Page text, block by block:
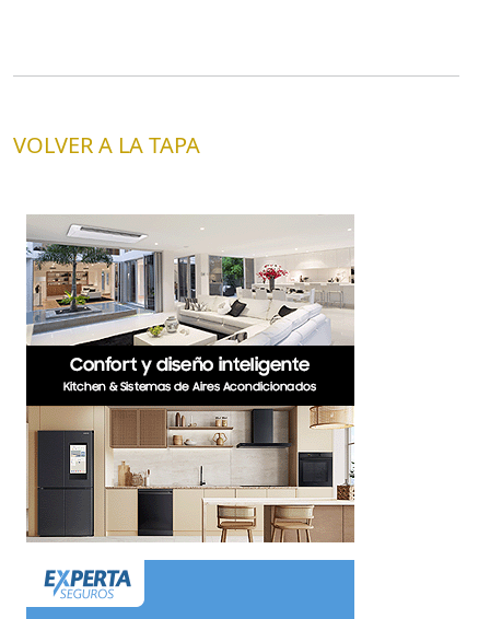
VOLVER A LA TAPA